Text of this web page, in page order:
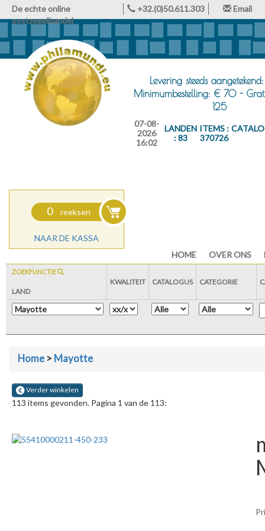
De echte online
postzegelhandel
+32.(0)50.611.303 Email
Levering steeds
Minimumbestelling: € 70 -
125
07-08-
2026
16:02
LANDEN
: 83
ITEMS :
370726
0 reeksen
NAAR DE KASSA
HOME
OVER ONS
ZOEKFUNCTIE
LAND
KWALITEIT CATALOGUS CATEGORIE
Home>Mayotte
Verder winkelen
113 items gevonden. Pagina 1 van de 113: